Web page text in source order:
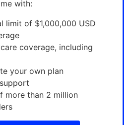
with:
limit of $1,000,000 USD
coverage, including
your own plan
more than 2 million